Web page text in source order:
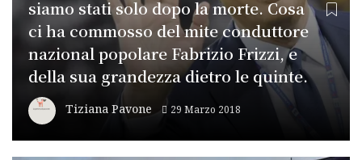
siamo stati solo dopo la morte. Cosa
ci ha commosso del mite conduttore
nazional popolare Fabrizio Frizzi, e
della sua grandezza dietro le quinte.
Tiziana Pavone 29 Marzo 2018